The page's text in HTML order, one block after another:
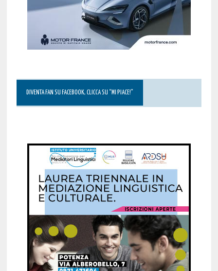
DIVENTA FAN SU FACEBOOK, CLICCA SU “MI PIACE!”